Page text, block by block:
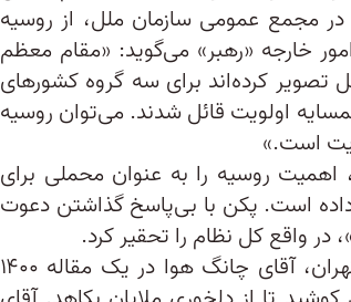
مجمع عمومی سازمان ملل، از روسیه
خارجه «رهبر» می‌گوید: «مقام معظم
تصویر کرده‌اند برای سه گروه کشورهای
اولویت قائل شدند. می‌توان روسیه
است.»
اهمیت روسیه را به عنوان محملی برای
است. پکن با بی‌پاسخ گذاشتن دعوت
در واقع کل نظام را تحقیر کرد.
برای جبران این تحقیر، سفیر چین در تهران، آقای چانگ هوا در یک مقاله ۱۴۰۰